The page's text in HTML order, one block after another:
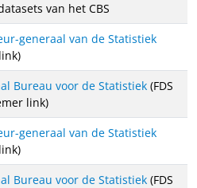
van het CBS
generaal van de Statistiek
Bureau voor de Statistiek (FDS
link)
generaal van de Statistiek
Bureau voor de Statistiek (FDS